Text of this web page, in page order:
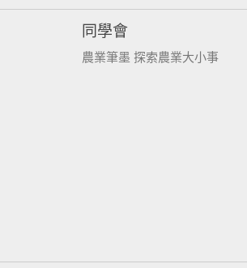
同學會
農業筆墨 探索農業大小事